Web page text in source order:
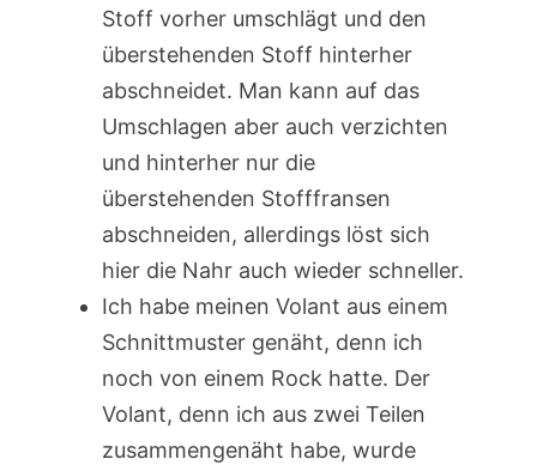
Stoff vorher umschlägt und den
überstehenden Stoff hinterher
abschneidet. Man kann auf das
Umschlagen aber auch verzichten
und hinterher nur die
überstehenden Stofffransen
abschneiden, allerdings löst sich
hier die Nahr auch wieder schneller.
Ich habe meinen Volant aus einem
Schnittmuster genäht, denn ich
noch von einem Rock hatte. Der
Volant, denn ich aus zwei Teilen
zusammengenäht habe, wurde